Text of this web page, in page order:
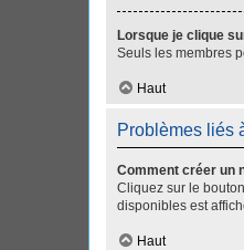
Lorsque je clique
Seuls les membres
Haut
Problèmes liés
Comment créer un
Cliquez sur le
disponibles est
Haut